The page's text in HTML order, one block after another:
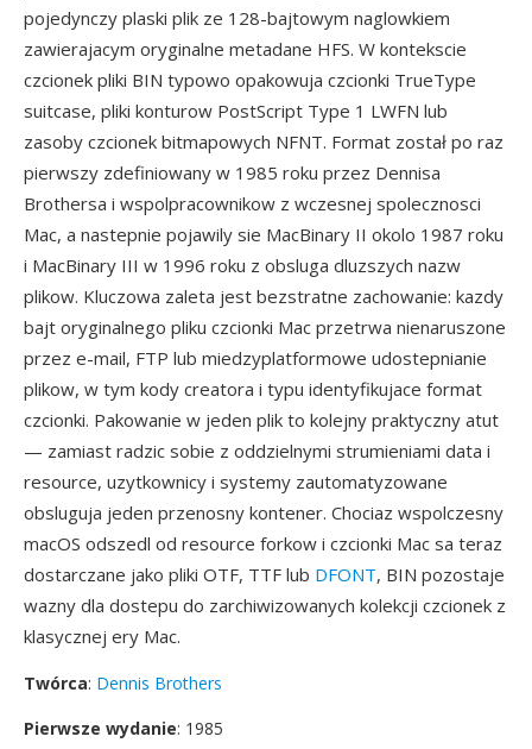
pojedynczy plaski plik ze 128-bajtowym naglowkiem
zawierajacym oryginalne metadane HFS. W kontekscie
czcionek pliki BIN typowo opakowuja czcionki TrueType
suitcase, pliki konturow PostScript Type 1 LWFN lub
zasoby czcionek bitmapowych NFNT. Format został po raz
pierwszy zdefiniowany w 1985 roku przez Dennisa
Brothersa i wspolpracownikow z wczesnej spolecznosci
Mac, a nastepnie pojawily sie MacBinary II okolo 1987 roku
i MacBinary III w 1996 roku z obsluga dluzszych nazw
plikow. Kluczowa zaleta jest bezstratne zachowanie: kazdy
bajt oryginalnego pliku czcionki Mac przetrwa nienaruszone
przez e-mail, FTP lub miedzyplatformowe udostepnianie
plikow, w tym kody creatora i typu identyfikujace format
czcionki. Pakowanie w jeden plik to kolejny praktyczny atut
— zamiast radzic sobie z oddzielnymi strumieniami data i
resource, uzytkownicy i systemy zautomatyzowane
obsluguja jeden przenosny kontener. Chociaz wspolczesny
macOS odszedl od resource forkow i czcionki Mac sa teraz
dostarczane jako pliki OTF, TTF lub DFONT, BIN pozostaje
wazny dla dostepu do zarchiwizowanych kolekcji czcionek z
klasycznej ery Mac.
Twórca: Dennis Brothers
Pierwsze wydanie: 1985